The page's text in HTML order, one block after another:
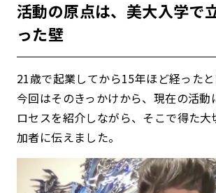
活動の原点は、美大入学で
った壁
21歳で起業してから15年ほど経ったと
今回はそのきっかけから、現在の活動
ロセスを紹介しながら、そこで得た
加者に伝えました。